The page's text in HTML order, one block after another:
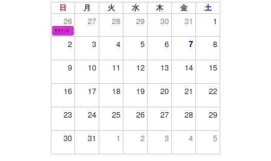
日 月 火 水 木 金 土
26 27 28 29 30 31 1
ｻｸﾗﾉｷ
2 3 4 5 6 7 8
9 10 11 12 13 14 15
16 17 18 19 20 21 22
23 24 25 26 27 28 29
30 31 1 2 3 4 5